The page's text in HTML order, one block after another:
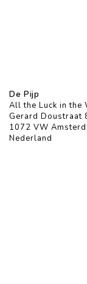
De Pijp
All the Luck in the
Gerard Doustraat
1072 VW
Nederland